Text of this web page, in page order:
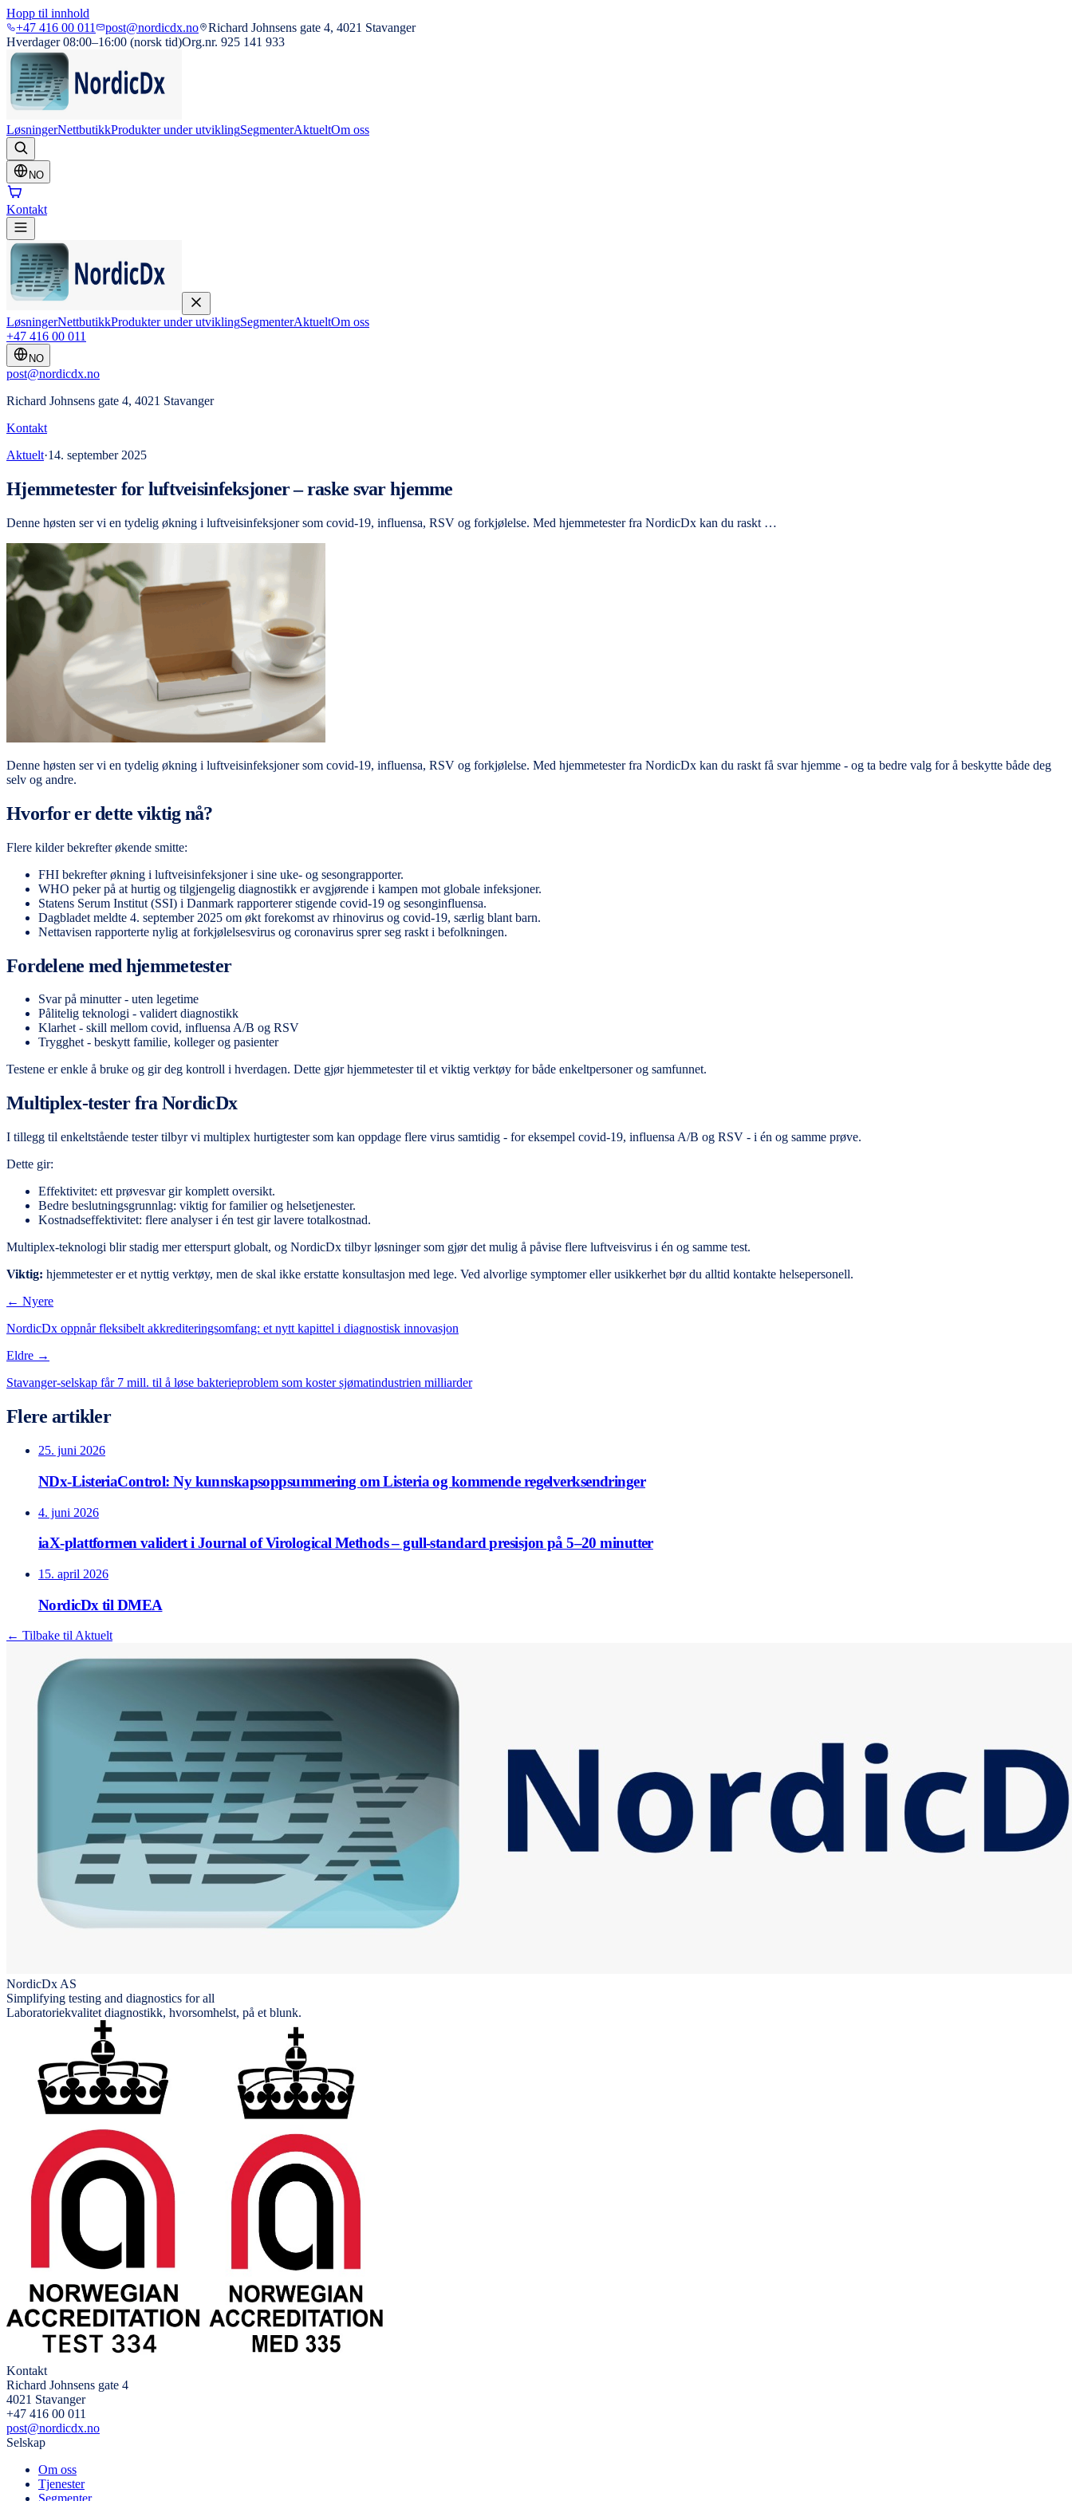
Hopp til innhold
+47 416 00 011
post@nordicdx.no
Richard Johnsens gate 4, 4021 Stavanger
Hverdager 08:00–16:00 (norsk tid)Org.nr. 925 141 933
LøsningerNettbutikkProdukter under utviklingSegmenterAktueltOm oss
NO
Kontakt
LøsningerNettbutikkProdukter under utviklingSegmenterAktueltOm oss
+47 416 00 011
NO
post@nordicdx.no
Richard Johnsens gate 4, 4021 Stavanger
Kontakt
Aktuelt·14. september 2025
Hjemmetester for luftveisinfeksjoner – raske svar hjemme
Denne høsten ser vi en tydelig økning i luftveisinfeksjoner som covid-19, influensa, RSV og forkjølelse. Med hjemmetester fra NordicDx kan du raskt …
Denne høsten ser vi en tydelig økning i luftveisinfeksjoner som covid-19, influensa, RSV og forkjølelse. Med hjemmetester fra NordicDx kan du raskt få svar hjemme - og ta bedre valg for å beskytte både deg
selv og andre.
Hvorfor er dette viktig nå?
Flere kilder bekrefter økende smitte:
FHI bekrefter økning i luftveisinfeksjoner i sine uke- og sesongrapporter.
WHO peker på at hurtig og tilgjengelig diagnostikk er avgjørende i kampen mot globale infeksjoner.
Statens Serum Institut (SSI) i Danmark rapporterer stigende covid-19 og sesonginfluensa.
Dagbladet meldte 4. september 2025 om økt forekomst av rhinovirus og covid-19, særlig blant barn.
Nettavisen rapporterte nylig at forkjølelsesvirus og coronavirus sprer seg raskt i befolkningen.
Fordelene med hjemmetester
Svar på minutter - uten legetime
Pålitelig teknologi - validert diagnostikk
Klarhet - skill mellom covid, influensa A/B og RSV
Trygghet - beskytt familie, kolleger og pasienter
Testene er enkle å bruke og gir deg kontroll i hverdagen. Dette gjør hjemmetester til et viktig verktøy for både enkeltpersoner og samfunnet.
Multiplex-tester fra NordicDx
I tillegg til enkeltstående tester tilbyr vi multiplex hurtigtester som kan oppdage flere virus samtidig - for eksempel covid-19, influensa A/B og RSV - i én og samme prøve.
Dette gir:
Effektivitet: ett prøvesvar gir komplett oversikt.
Bedre beslutningsgrunnlag: viktig for familier og helsetjenester.
Kostnadseffektivitet: flere analyser i én test gir lavere totalkostnad.
Multiplex-teknologi blir stadig mer etterspurt globalt, og NordicDx tilbyr løsninger som gjør det mulig å påvise flere luftveisvirus i én og samme test.
Viktig: hjemmetester er et nyttig verktøy, men de skal ikke erstatte konsultasjon med lege. Ved alvorlige symptomer eller usikkerhet bør du alltid kontakte helsepersonell.
← Nyere
NordicDx oppnår fleksibelt akkrediteringsomfang: et nytt kapittel i diagnostisk innovasjon
Eldre →
Stavanger-selskap får 7 mill. til å løse bakterieproblem som koster sjømatindustrien milliarder
Flere artikler
25. juni 2026
NDx-ListeriaControl: Ny kunnskapsoppsummering om Listeria og kommende regelverksendringer
4. juni 2026
iaX-plattformen validert i Journal of Virological Methods – gull-standard presisjon på 5–20 minutter
15. april 2026
NordicDx til DMEA
← Tilbake til Aktuelt
NordicDx AS
Simplifying testing and diagnostics for all
Laboratoriekvalitet diagnostikk, hvorsomhelst, på et blunk.
Kontakt
Richard Johnsens gate 4
4021 Stavanger
+47 416 00 011
post@nordicdx.no
Selskap
Om oss
Tjenester